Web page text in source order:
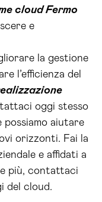
cloud Fermo
e
la gestione
l’efficienza del
oggi stesso
possiamo aiutare
orizzonti. Fai la
e affidati a
più, contattaci
del cloud.